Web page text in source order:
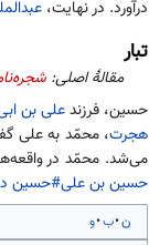
درآورد. در نهایت،
تبار
مقالهٔ اصلی:
حسین، فرزندعلی بن
هجرت، محمّد به علی
می‌شد. محمّد در
حسین بن علی#حسین
ن ب و